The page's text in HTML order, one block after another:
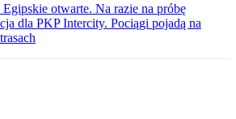
otwarte. Na razie na próbę
dla PKP Intercity. Pociągi pojadą na